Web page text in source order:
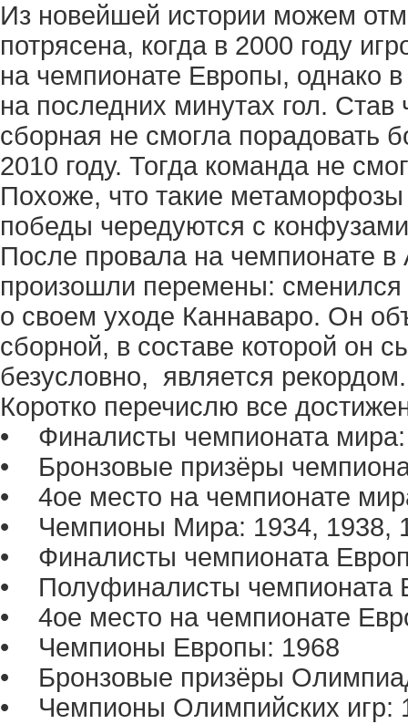
Из новейшей истории можем
потрясена, когда в 2000 году
на чемпионате Европы, однако
на последних минутах гол.
сборная не смогла порадовать
2010 году. Тогда команда не
Похоже, что такие
победы чередуются с
После провала на чемпионате
произошли перемены: сменился
о своем уходе Каннаваро. Он
сборной, в составе которой он
безусловно, является рекордом.
Коротко перечислю все
• Финалисты чемпионата мира:
• Бронзовые призёры
• 4ое место на чемпионате
• Чемпионы Мира: 1934, 1938,
• Финалисты чемпионата
• Полуфиналисты чемпионата
• 4ое место на чемпионате
• Чемпионы Европы: 1968
• Бронзовые призёры
• Чемпионы Олимпийских игр: